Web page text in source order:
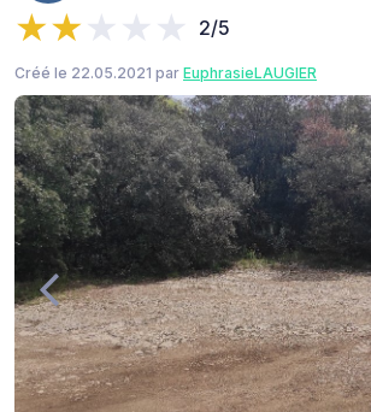
2/5
Créé le 22.05.2021 par EuphrasieLAUGIER